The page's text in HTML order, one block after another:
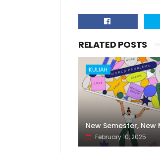
RELATED POSTS
KULIAH
New Semester, New
February 10, 2025